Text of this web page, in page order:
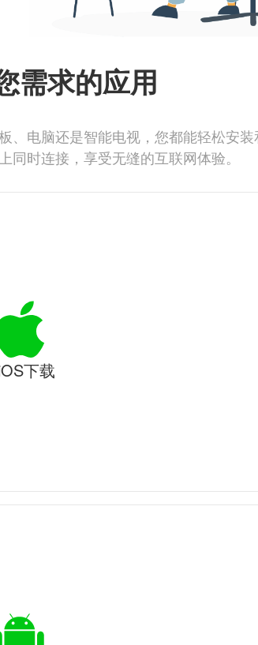
需求的应用
电脑还是智能电视，您都能轻松安装
时连接，享受无缝的互联网体验。
下载